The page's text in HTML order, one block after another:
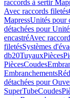
raccords à sertir
Avec raccords filetés
MapressUnités pour
détachées pour
encastréAvec
filetésSystèmes
db20TuyauxPièces
PiècesCoudes
Embranchements
détachées pour
SuperTubeCoudes